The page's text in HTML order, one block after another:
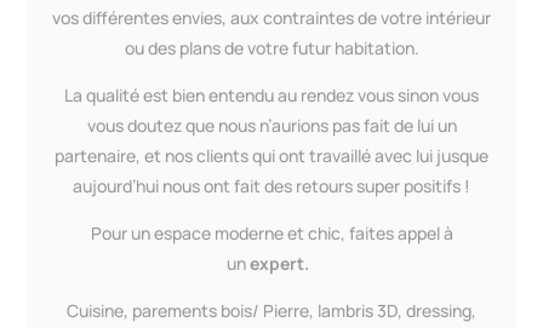
vos différentes envies, aux contraintes de votre intérieur
ou des plans de votre futur habitation.
La qualité est bien entendu au rendez vous sinon vous
vous doutez que nous n’aurions pas fait de lui un
partenaire, et nos clients qui ont travaillé avec lui jusque
aujourd’hui nous ont fait des retours super positifs !
Pour un espace moderne et chic, faites appel à
unexpert.
Cuisine, parements bois/ Pierre, lambris 3D, dressing,